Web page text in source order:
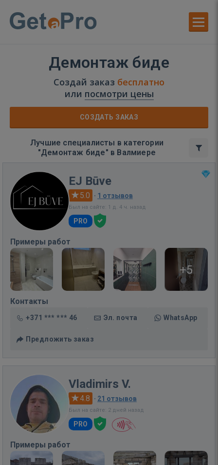
Демонтаж биде
Создай заказ бесплатно
или посмотри цены
СОЗДАТЬ ЗАКАЗ
Лучшие специалисты в категории
"Демонтаж биде" в Валмиере
EJ Būve
5.0 · 1 отзывов
Был на сайте: 1 д. 4 ч. назад
PRO
Примеры работ
+5
Контакты
+371 *** *** 46 Эл. почта WhatsApp
Предложить заказ
Vladimirs V.
4.8 · 21 отзывов
Был на сайте: 2 дней назад
PRO
Примеры работ